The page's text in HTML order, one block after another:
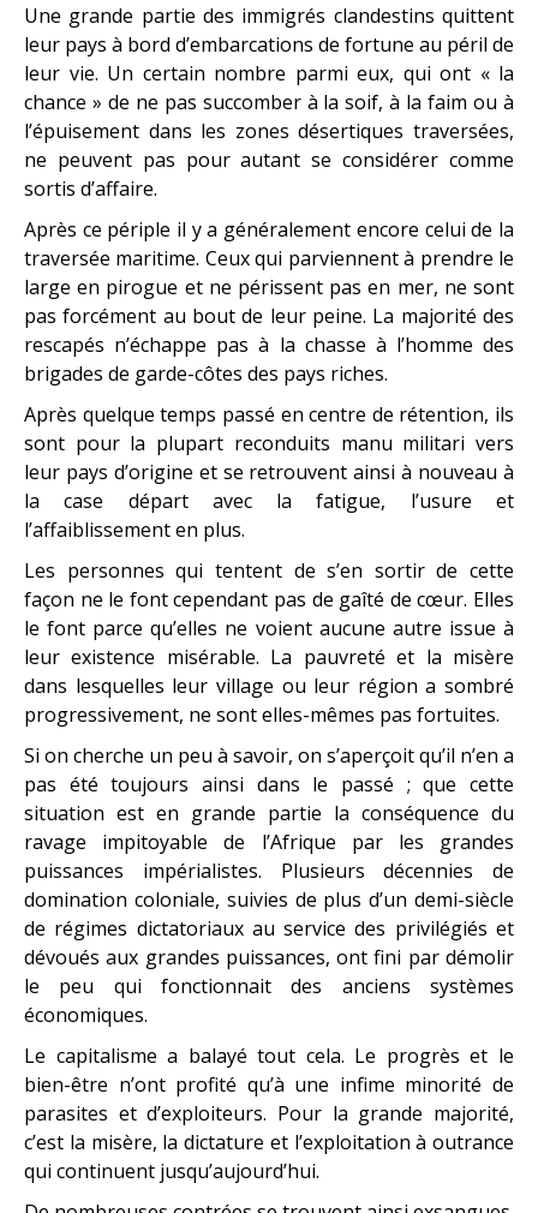
Une grande partie des immigrés clandestins quittent
leur pays à bord d’embarcations de fortune au péril de
leur vie. Un certain nombre parmi eux, qui ont « la
chance » de ne pas succomber à la soif, à la faim ou à
l’épuisement dans les zones désertiques traversées,
ne peuvent pas pour autant se considérer comme
sortis d’affaire.
Après ce périple il y a généralement encore celui de la
traversée maritime. Ceux qui parviennent à prendre le
large en pirogue et ne périssent pas en mer, ne sont
pas forcément au bout de leur peine. La majorité des
rescapés n’échappe pas à la chasse à l’homme des
brigades de garde-côtes des pays riches.
Après quelque temps passé en centre de rétention, ils
sont pour la plupart reconduits manu militari vers
leur pays d’origine et se retrouvent ainsi à nouveau à
la case départ avec la fatigue, l’usure et
l’affaiblissement en plus.
Les personnes qui tentent de s’en sortir de cette
façon ne le font cependant pas de gaîté de cœur. Elles
le font parce qu’elles ne voient aucune autre issue à
leur existence misérable. La pauvreté et la misère
dans lesquelles leur village ou leur région a sombré
progressivement, ne sont elles-mêmes pas fortuites.
Si on cherche un peu à savoir, on s’aperçoit qu’il n’en a
pas été toujours ainsi dans le passé ; que cette
situation est en grande partie la conséquence du
ravage impitoyable de l’Afrique par les grandes
puissances impérialistes. Plusieurs décennies de
domination coloniale, suivies de plus d’un demi-siècle
de régimes dictatoriaux au service des privilégiés et
dévoués aux grandes puissances, ont fini par démolir
le peu qui fonctionnait des anciens systèmes
économiques.
Le capitalisme a balayé tout cela. Le progrès et le
bien-être n’ont profité qu’à une infime minorité de
parasites et d’exploiteurs. Pour la grande majorité,
c’est la misère, la dictature et l’exploitation à outrance
qui continuent jusqu’aujourd’hui.